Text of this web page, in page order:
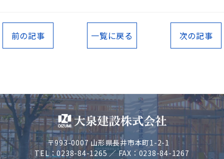
前の記事 一覧に戻る 次の記事
〒993-0007 山形県長井市本町1-2-1
TEL：0238-84-1265 ／ FAX：0238-84-1267